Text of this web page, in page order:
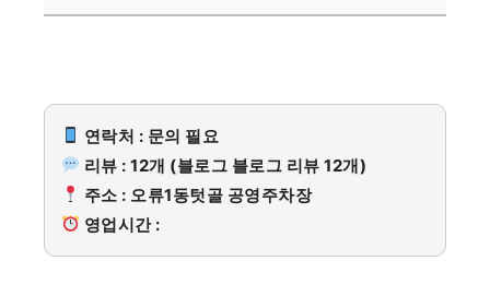
연락처 : 문의 필요
리뷰 : 12개 (블로그 블로그 리뷰 12개)
주소 : 오류1동텃골 공영주차장
영업시간 :